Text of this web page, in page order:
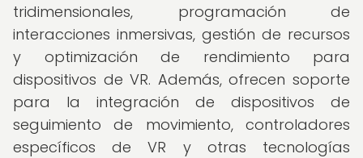
tridimensionales, programación de
interacciones inmersivas, gestión de recursos
y optimización de rendimiento para
dispositivos de VR. Además, ofrecen soporte
para la integración de dispositivos de
seguimiento de movimiento, controladores
específicos de VR y otras tecnologías